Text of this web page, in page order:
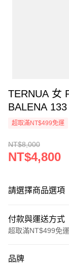
TERNUA 女
BALENA
超取滿NT$499免運
NT$8,000
NT$4,800
請選擇商品選項
付款與運送方式
超取滿NT$499免運
信用卡一次付款
品牌